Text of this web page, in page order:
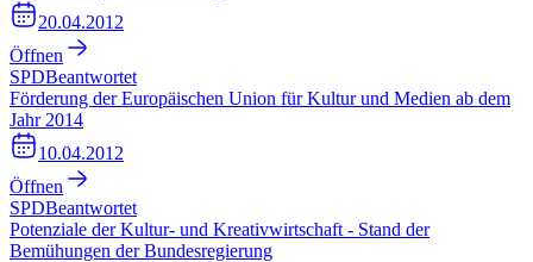
20.04.2012
Öffnen
SPDBeantwortet
Förderung der Europäischen Union für Kultur und Medien ab dem
Jahr 2014
10.04.2012
Öffnen
SPDBeantwortet
Potenziale der Kultur- und Kreativwirtschaft - Stand der
Bemühungen der Bundesregierung